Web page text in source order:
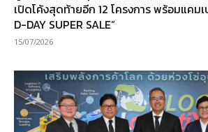
เปิดโค้งสุดท้ายอีก 12 โครงการ พร้อมแคม
D-DAY SUPER SALE”
15/07/2026